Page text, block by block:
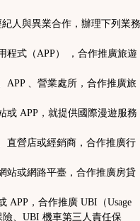
人與異業合作，辦理下列業
式（APP） ，合作推廣旅遊
、營業處所，合作推廣旅
APP，就提供國際漫遊服務
營店或經銷商，合作推廣行
或網路平臺，合作推廣房貸
，合作推廣 UBI（Usage
、UBI 機車第三人責任保